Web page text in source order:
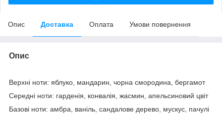
Опис Доставка Оплата Умови повернення
Опис
Верхні ноти: яблуко, мандарин, чорна смородина, бергамот
Середні ноти: гарденія, конвалія, жасмин, апельсиновий цвіт
Базові ноти: амбра, ваніль, сандалове дерево, мускус, пачулі